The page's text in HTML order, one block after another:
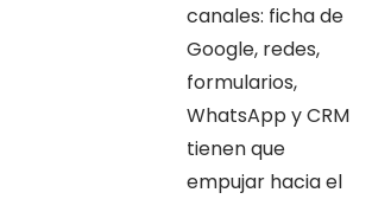
canales: ficha de
Google, redes,
formularios,
WhatsApp y CRM
tienen que
empujar hacia el